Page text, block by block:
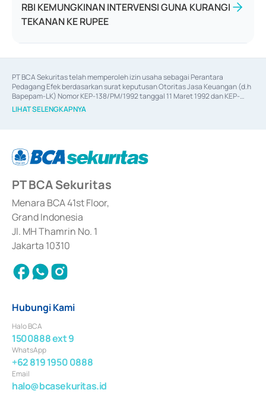
RBI KEMUNGKINAN INTERVENSI GUNA KURANGI
TEKANAN KE RUPEE
PT BCA Sekuritas telah memperoleh izin usaha sebagai Perantara
Pedagang Efek berdasarkan surat keputusan Otoritas Jasa Keuangan (d.h
Bapepam-LK) Nomor KEP-138/PM/1992 tanggal 11 Maret 1992 dan KEP-
06/D.04/2014 tanggal 28 Februari 2014, izin usaha sebagai Penjamin Emisi
Efek berdasarkan surat keputusan Otoritas Jasa Keuangan Nomor KEP-
berdasarkan surat keputusan Otoritas Jasa Keuangan Nomor S-
67/PM.21/2017 tanggal 3 Februari 2017, dan beberapa izin usaha lainnya
Sertifikat Deposito di Pasar Uang yang izinnya diterbitkan pada tahun 2017
dan izin usaha lainnya dari Bank Indonesia sebagai Lembaga Pendukung
Penerbitan, Transaksi, serta Penatausahaan dan Penyelesaian Transaksi
Surat Berharga Komersial yang izinnya diterbitkan pada tahun 2018.
LIHAT SELENGKAPNYA
PT BCA Sekuritas
Menara BCA 41st Floor,
Grand Indonesia
Jl. MH Thamrin No. 1
Jakarta 10310
Hubungi Kami
Halo BCA
1500888 ext 9
WhatsApp
+62 819 1950 0888
Email
halo@bcasekuritas.id